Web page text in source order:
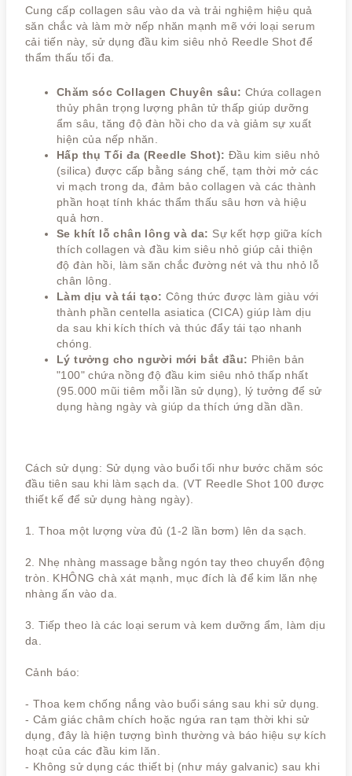
Cung cấp collagen sâu vào da và trải nghiệm hiệu quả
săn chắc và làm mờ nếp nhăn mạnh mẽ với loại serum
cải tiến này, sử dụng đầu kim siêu nhỏ Reedle Shot để
thẩm thấu tối đa.
Chăm sóc Collagen Chuyên sâu: Chứa collagen
thủy phân trọng lượng phân tử thấp giúp dưỡng
ẩm sâu, tăng độ đàn hồi cho da và giảm sự xuất
hiện của nếp nhăn.
Hấp thụ Tối đa (Reedle Shot): Đầu kim siêu nhỏ
(silica) được cấp bằng sáng chế, tạm thời mở các
vi mạch trong da, đảm bảo collagen và các thành
phần hoạt tính khác thẩm thấu sâu hơn và hiệu
quả hơn.
Se khít lỗ chân lông và da: Sự kết hợp giữa kích
thích collagen và đầu kim siêu nhỏ giúp cải thiện
độ đàn hồi, làm săn chắc đường nét và thu nhỏ lỗ
chân lông.
Làm dịu và tái tạo: Công thức được làm giàu với
thành phần centella asiatica (CICA) giúp làm dịu
da sau khi kích thích và thúc đẩy tái tạo nhanh
chóng.
Lý tưởng cho người mới bắt đầu: Phiên bản
"100" chứa nồng độ đầu kim siêu nhỏ thấp nhất
(95.000 mũi tiêm mỗi lần sử dụng), lý tưởng để sử
dụng hàng ngày và giúp da thích ứng dần dần.
Cách sử dụng: Sử dụng vào buổi tối như bước chăm sóc
đầu tiên sau khi làm sạch da. (VT Reedle Shot 100 được
thiết kế để sử dụng hàng ngày).
1. Thoa một lượng vừa đủ (1-2 lần bơm) lên da sạch.
2. Nhẹ nhàng massage bằng ngón tay theo chuyển động
tròn. KHÔNG chà xát mạnh, mục đích là để kim lăn nhẹ
nhàng ấn vào da.
3. Tiếp theo là các loại serum và kem dưỡng ẩm, làm dịu
da.
Cảnh báo:
- Thoa kem chống nắng vào buổi sáng sau khi sử dụng.
- Cảm giác châm chích hoặc ngứa ran tạm thời khi sử
dụng, đây là hiện tượng bình thường và báo hiệu sự kích
hoạt của các đầu kim lăn.
- Không sử dụng các thiết bị (như máy galvanic) sau khi